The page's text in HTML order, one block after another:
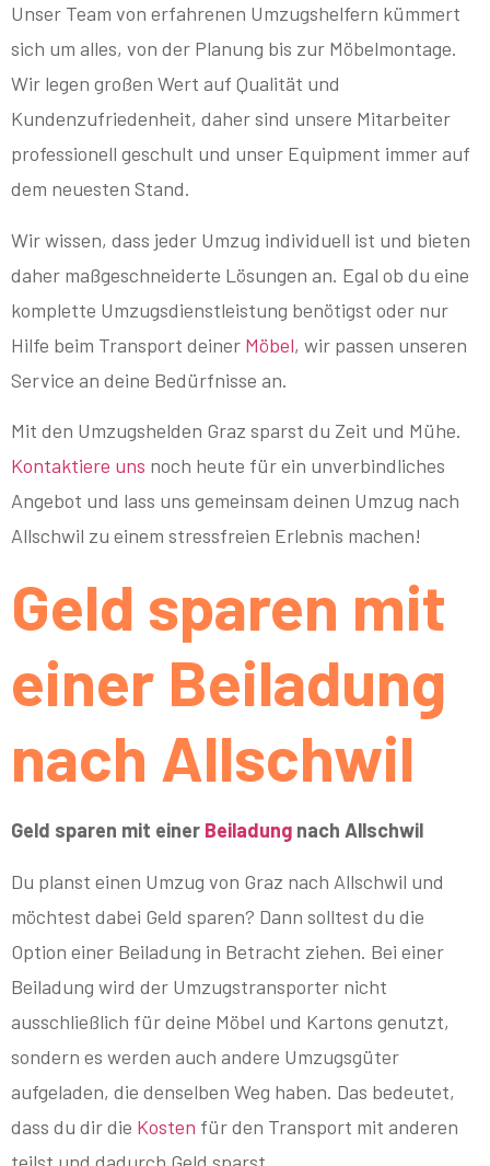
Unser Team von erfahrenen Umzugshelfern kümmert
sich um alles, von der Planung bis zur Möbelmontage.
Wir legen großen Wert auf Qualität und
Kundenzufriedenheit, daher sind unsere Mitarbeiter
professionell geschult und unser Equipment immer auf
dem neuesten Stand.
Wir wissen, dass jeder Umzug individuell ist und bieten
daher maßgeschneiderte Lösungen an. Egal ob du eine
komplette Umzugsdienstleistung benötigst oder nur
Hilfe beim Transport deiner Möbel, wir passen unseren
Service an deine Bedürfnisse an.
Mit den Umzugshelden Graz sparst du Zeit und Mühe.
Kontaktiere uns noch heute für ein unverbindliches
Angebot und lass uns gemeinsam deinen Umzug nach
Allschwil zu einem stressfreien Erlebnis machen!
Geld sparen mit
einer Beiladung
nach Allschwil
Geld sparen mit einer Beiladung nach Allschwil
Du planst einen Umzug von Graz nach Allschwil und
möchtest dabei Geld sparen? Dann solltest du die
Option einer Beiladung in Betracht ziehen. Bei einer
Beiladung wird der Umzugstransporter nicht
ausschließlich für deine Möbel und Kartons genutzt,
sondern es werden auch andere Umzugsgüter
aufgeladen, die denselben Weg haben. Das bedeutet,
dass du dir die Kosten für den Transport mit anderen